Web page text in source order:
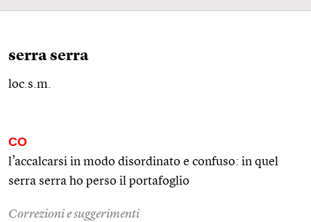
serra serra
loc.s.m.
CO
l’accalcarsi in modo disordinato e confuso: in quel
serra serra ho perso il portafoglio
Correzioni e suggerimenti